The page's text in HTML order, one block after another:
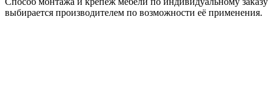
выбирается производителем по возможности её применения.